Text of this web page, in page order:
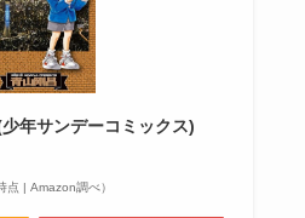
年サンデーコミックス)
点 | Amazon調べ）